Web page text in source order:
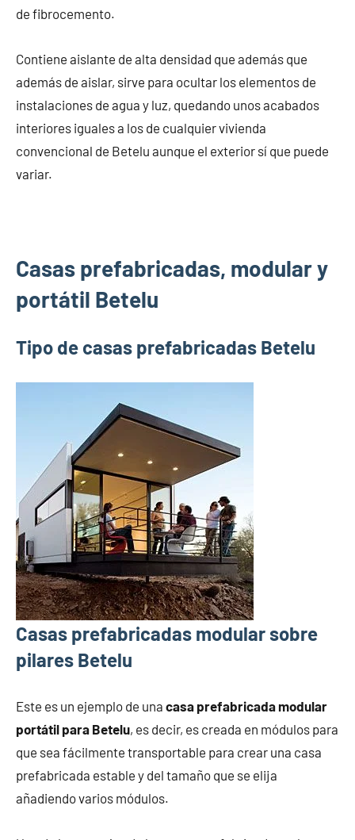
de fibrocemento.
Contiene aislante de alta densidad que además que
además de aislar, sirve para ocultar los elementos de
instalaciones de agua y luz, quedando unos acabados
interiores iguales a los de cualquier vivienda
convencional de Betelu aunque el exterior sí que puede
variar.
Casas prefabricadas, modular y
portátil Betelu
Tipo de casas prefabricadas Betelu
Casas prefabricadas modular sobre
pilares Betelu
Este es un ejemplo de una casa prefabricada modular
portátil para Betelu, es decir, es creada en módulos para
que sea fácilmente transportable para crear una casa
prefabricada estable y del tamaño que se elija
añadiendo varios módulos.